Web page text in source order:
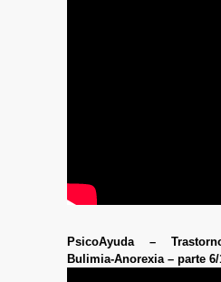
PsicoAyuda –
Bulimia-Anorexia – parte 6/